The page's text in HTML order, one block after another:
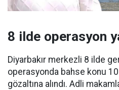
8 ilde operasyon
Diyarbakır merkezli 8 ilde
operasyonda bahse konu 10
gözaltına alındı. Adli